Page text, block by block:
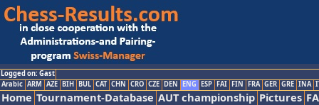
Logged on: Gast
Arabic ARM AZE BIH BUL CAT CHN CRO CZE DEN ENG ESP FAI FIN FRA GER GRE INA
Home Tournament-Database AUT championship Pictures